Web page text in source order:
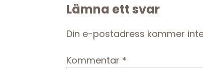
Reader
Interactions
Lämna ett svar
Din e-postadress kommer
Kommentar *